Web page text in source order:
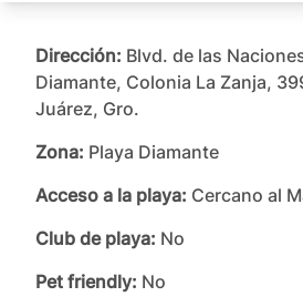
Dirección: Blvd. de las
Diamante, Colonia La Zanja,
Juárez, Gro.
Zona: Playa Diamante
Acceso a la playa: Cercano al
Club de playa: No
Pet friendly: No